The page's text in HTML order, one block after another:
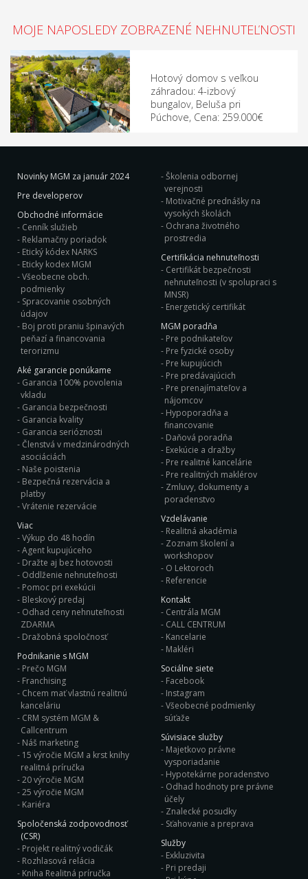
MOJE NAPOSLEDY ZOBRAZENÉ NEHNUTEĽNOSTI
Hotový domov s veľkou
záhradou: 4-izbový
bungalov, Beluša pri
Púchove, Cena: 259.000€
Novinky MGM za január 2024
Pre developerov
Obchodné informácie
Cenník služieb
Reklamačny poriadok
Etický kódex NARKS
Eticky kodex MGM
Všeobecne obch.
podmienky
Spracovanie osobných
údajov
Boj proti praniu špinavých
peňazí a financovania
terorizmu
Aké garancie ponúkame
Garancia 100% povolenia
vkladu
Garancia bezpečnosti
Garancia kvality
Garancia serióznosti
Členstvá v medzinárodných
asociáciách
Naše poistenia
Bezpečná rezervácia a
platby
Vrátenie rezervácie
Viac
Výkup do 48 hodín
Agent kupujúceho
Dražte aj bez hotovosti
Oddlženie nehnuteľnosti
Pomoc pri exekúcii
Bleskový predaj
Odhad ceny nehnuteľnosti
ZDARMA
Dražobná spoločnosť
Podnikanie s MGM
Prečo MGM
Franchising
Chcem mať vlastnú realitnú
kanceláriu
CRM systém MGM &
Callcentrum
Náš marketing
15 výročie MGM a krst knihy
realitná príručka
20 výročie MGM
25 výročie MGM
Kariéra
Spoločenská zodpovodnosť
(CSR)
Projekt realitný vodičák
Rozhlasová relácia
Kniha Realitná príručka
Školenia odbornej
verejnosti
Motivačné prednášky na
vysokých školách
Ochrana životného
prostredia
Certifikácia nehnuteľnosti
Certifikát bezpečnosti
nehnuteľnosti (v spolupraci s
MNSR)
Energetický certifikát
MGM poradňa
Pre podnikateľov
Pre fyzické osoby
Pre kupujúcich
Pre predávajúcich
Pre prenajímateľov a
nájomcov
Hypoporadňa a
financovanie
Daňová poradňa
Exekúcie a dražby
Pre realitné kancelárie
Pre realitných maklérov
Zmluvy, dokumenty a
poradenstvo
Vzdelávanie
Realitná akadémia
Zoznam školení a
workshopov
O Lektoroch
Referencie
Kontakt
Centrála MGM
CALL CENTRUM
Kancelarie
Makléri
Sociálne siete
Facebook
Instagram
Všeobecné podmienky
súťaže
Súvisiace služby
Majetkovo právne
vysporiadanie
Hypotekárne poradenstvo
Odhad hodnoty pre právne
účely
Znalecké posudky
Sťahovanie a preprava
Služby
Exkluzivita
Pri predaji